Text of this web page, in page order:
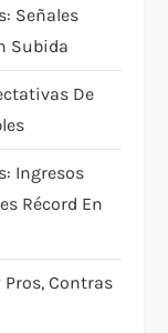
Señales
Subida
De
Ingresos
Récord En
Pros, Contras